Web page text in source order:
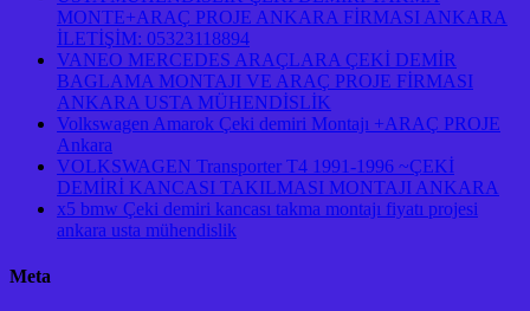
MONTE+ARAÇ PROJE ANKARA FİRMASI ANKARA
İLETİŞİM: 05323118894
VANEO MERCEDES ARAÇLARA ÇEKİ DEMİR
BAGLAMA MONTAJI VE ARAÇ PROJE FİRMASI
ANKARA USTA MÜHENDİSLİK
Volkswagen Amarok Çeki demiri Montajı +ARAÇ PROJE
Ankara
VOLKSWAGEN Transporter T4 1991-1996 ~ÇEKİ
DEMİRİ KANCASI TAKILMASI MONTAJI ANKARA
x5 bmw Çeki demiri kancası takma montajı fiyatı projesi
ankara usta mühendislik
Meta